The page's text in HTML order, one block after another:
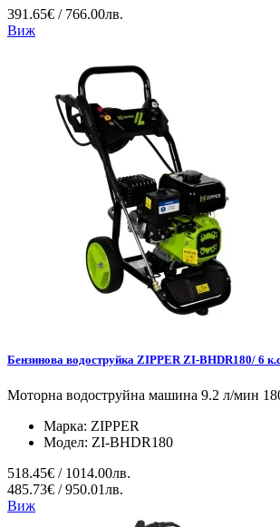
391.65€ / 766.00лв.
Виж
Бензинова водоструйка ZIPPER ZI-BHDR180/ 6
Моторна водоструйна машина 9.2 л/мин
Марка: ZIPPER
Модел: ZI-BHDR180
518.45€ / 1014.00лв.
485.73€ / 950.01лв.
Виж